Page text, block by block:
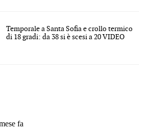
Temporale a Santa Sofia e crollo termico
di 18 gradi: da 38 si è scesi a 20 VIDEO